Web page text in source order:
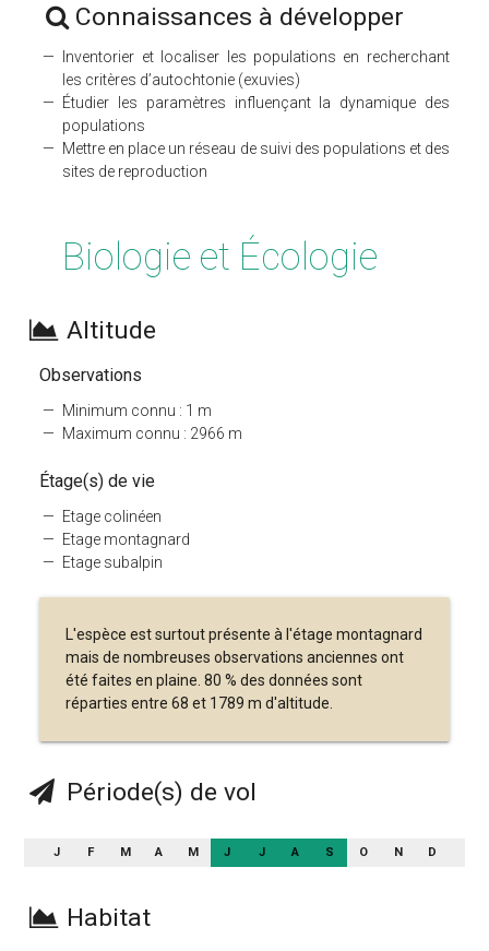
Connaissances à développer
Inventorier et localiser les populations en recherchant
les critères d’autochtonie (exuvies)
Étudier les paramètres influençant la dynamique des
populations
Mettre en place un réseau de suivi des populations et des
sites de reproduction
Biologie et Écologie
Altitude
Observations
Minimum connu : 1 m
Maximum connu : 2966 m
Étage(s) de vie
Etage colinéen
Etage montagnard
Etage subalpin
L'espèce est surtout présente à l'étage montagnard
mais de nombreuses observations anciennes ont
été faites en plaine. 80 % des données sont
réparties entre 68 et 1789 m d'altitude.
Période(s) de vol
J F M A M J J A S O N D
Habitat